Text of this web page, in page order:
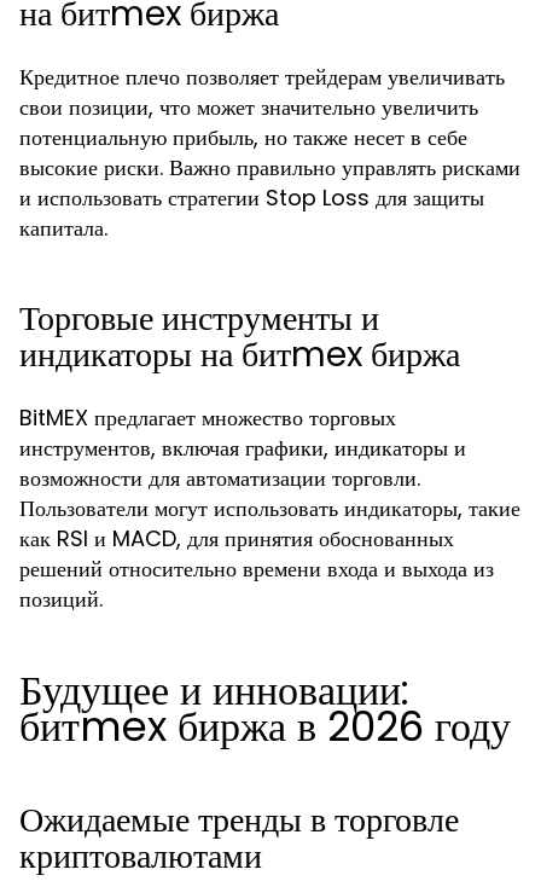
на битmex биржа
Кредитное плечо позволяет трейдерам увеличивать
свои позиции, что может значительно увеличить
потенциальную прибыль, но также несет в себе
высокие риски. Важно правильно управлять рисками
и использовать стратегии Stop Loss для защиты
капитала.
Торговые инструменты и
индикаторы на битmex биржа
BitMEX предлагает множество торговых
инструментов, включая графики, индикаторы и
возможности для автоматизации торговли.
Пользователи могут использовать индикаторы, такие
как RSI и MACD, для принятия обоснованных
решений относительно времени входа и выхода из
позиций.
Будущее и инновации:
битmex биржа в 2026 году
Ожидаемые тренды в торговле
криптовалютами